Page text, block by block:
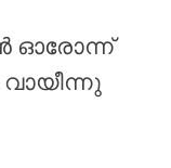
ഓരോന്ന്